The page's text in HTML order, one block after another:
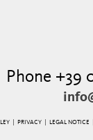
Phone +39
| PRIVACY| LEGAL NOTICE